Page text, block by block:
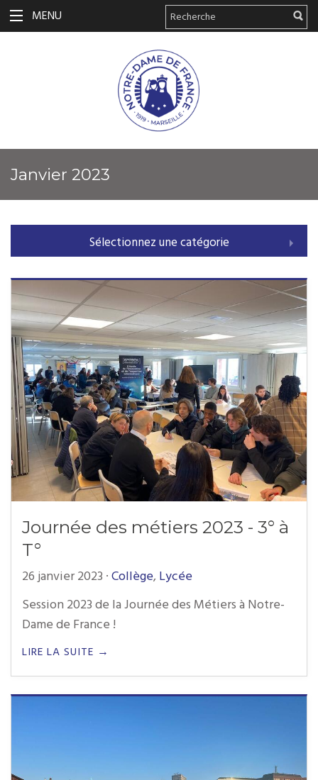
MENU
janvier 2023
Sélectionnez une catégorie
Journée des métiers 2023 - 3° à
T°
26 janvier 2023 · Collège, Lycée
Session 2023 de la Journée des Métiers à Notre-
Dame de France !
LIRE LA SUITE →